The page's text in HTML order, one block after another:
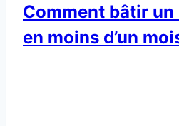
étant
salarié
Comment bâtir
en moins d’un